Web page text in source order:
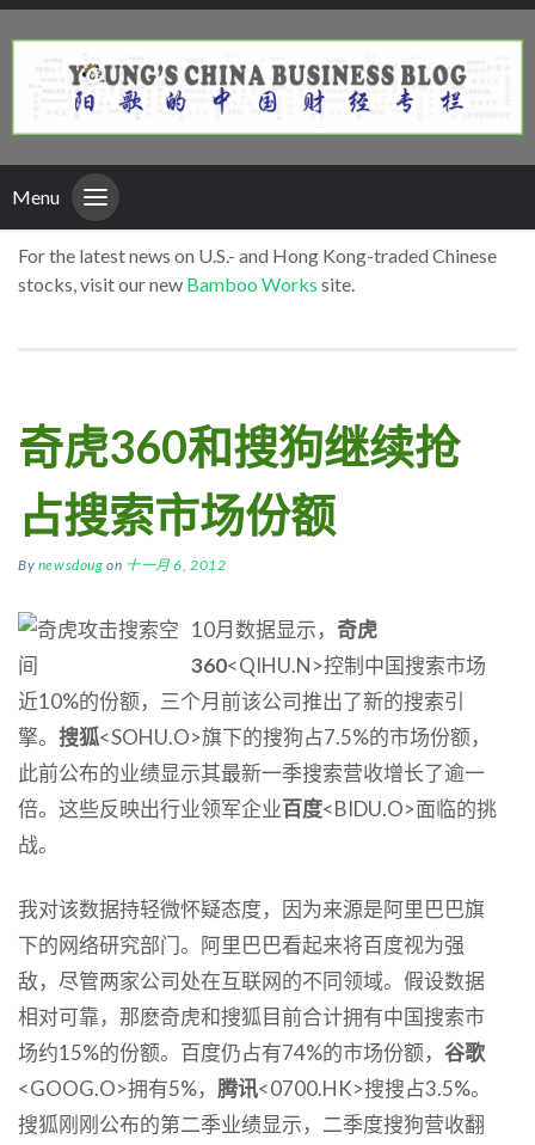
Menu
For the latest news on U.S.- and Hong Kong-traded Chinese
stocks, visit our new Bamboo Works site.
奇虎360和搜狗继续抢
占搜索市场份额
By newsdoug on 十一月 6, 2012
10月数据显示， 奇虎
360<QIHU.N>控制中国搜索市场
近10%的份额，三个月前该公司推出了新的搜索引
擎。 搜狐<SOHU.O>旗下的搜狗占7.5%的市场份额，
此前公布的业绩显示其最新一季搜索营收增长了逾一
倍。这些反映出行业领军企业百度<BIDU.O>面临的挑
战。
我对该数据持轻微怀疑态度，因为来源是阿里巴巴旗
下的网络研究部门。阿里巴巴看起来将百度视为强
敌，尽管两家公司处在互联网的不同领域。假设数据
相对可靠，那麽奇虎和搜狐目前合计拥有中国搜索市
场约15%的份额。百度仍占有74%的市场份额， 谷歌
<GOOG.O>拥有5%， 腾讯<0700.HK>搜搜占3.5%。
搜狐刚刚公布的第二季业绩显示，二季度搜狗营收翻